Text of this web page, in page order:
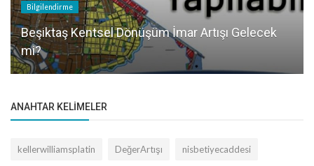
Bilgilendirme
Beşiktaş Kentsel Dönüşüm İmar Artışı Gelecek
mi?
ANAHTAR KELIMELER
kellerwilliamsplatin DeğerArtışı nisbetiyecaddesi